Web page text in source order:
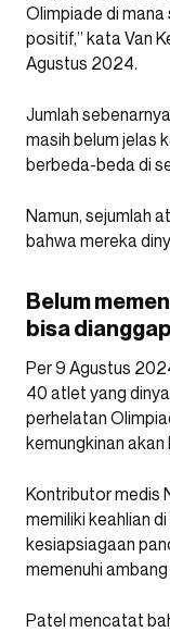
Olimpiade di
positif,” kata Van
Agustus 2024.
Jumlah
masih belum jelas
berbeda-beda di
Namun, sejumlah
bahwa mereka
Belum
bisa
Per 9 Agustus
40 atlet yang
perhelatan
kemungkinan
Kontributor medis
memiliki keahlian
kesiapsiagaan
memenuhi
Patel mencatat